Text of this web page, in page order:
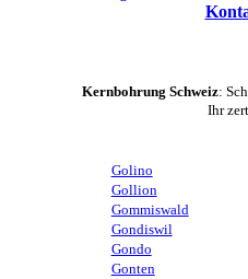
Kernbohrung Schweiz:
Ihr
Golino
Gollion
Gommiswald
Gondiswil
Gondo
Gonten